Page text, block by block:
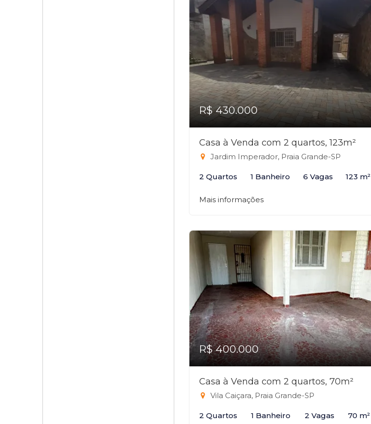
R$ 430.000
Casa à Venda com 2 quartos, 123m²
Jardim Imperador, Praia Grande-SP
2 Quartos 1 Banheiro 6 Vagas 123 m²
Mais informações
R$ 400.000
Casa à Venda com 2 quartos, 70m²
Vila Caiçara, Praia Grande-SP
2 Quartos 1 Banheiro 2 Vagas 70 m²